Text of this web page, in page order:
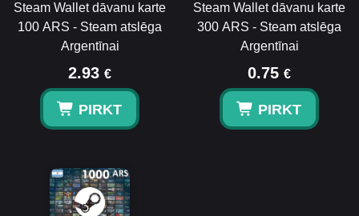
Steam Wallet dāvanu karte
100 ARS - Steam atslēga
Argentīnai
2.93 €
PIRKT
Steam Wallet dāvanu karte
300 ARS - Steam atslēga
Argentīnai
0.75 €
PIRKT